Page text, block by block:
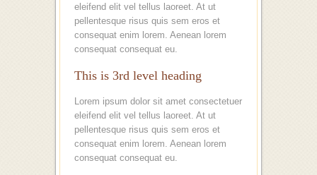
eleifend elit vel tellus laoreet. At ut
pellentesque risus quis sem eros et
consequat enim lorem. Aenean lorem
consequat consequat eu.
This is 3rd level heading
Lorem ipsum dolor sit amet consectetuer
eleifend elit vel tellus laoreet. At ut
pellentesque risus quis sem eros et
consequat enim lorem. Aenean lorem
consequat consequat eu.